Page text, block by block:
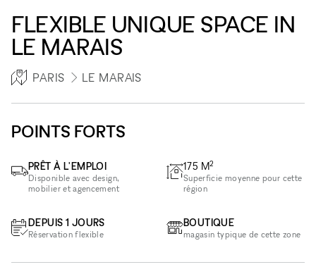
FLEXIBLE UNIQUE SPACE IN
LE MARAIS
PARIS LE MARAIS
POINTS FORTS
PRÊT À L'EMPLOI
Disponible avec design,
mobilier et agencement
DEPUIS 1 JOURS
Réservation flexible
175 M2
Superficie moyenne pour cette
région
BOUTIQUE
magasin typique de cette zone